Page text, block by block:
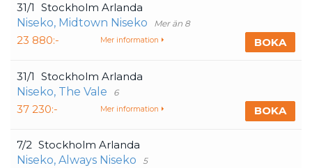
31/1 Stockholm Arlanda
Niseko, Midtown Niseko
Mer än 8
23 880:- BOKA
Mer information
31/1 Stockholm Arlanda
Niseko, The Vale
6
37 230:- BOKA
Mer information
7/2 Stockholm Arlanda
Niseko, Always Niseko
5